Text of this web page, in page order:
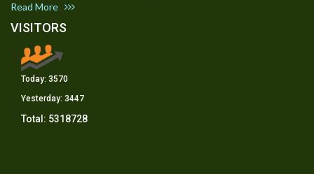
Read More
VISITORS
Today: 3570
Yesterday: 3447
Total: 5318728